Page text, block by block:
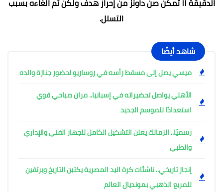
التسلل.
شاهد أيضًا
ميسي يصل إلى مسقط رأسه في روساريو لحضور جنازة والده
الأهلي يواصل تحضيراته في إسبانيا.. مران صباحي قوي
استعدادًا للموسم الجديد
رسميًا.. الزمالك يعلن التشكيل الكامل للجهاز الفني والإداري
والطبي
إنجاز تاريخي.. ناشئات كرة اليد المصرية يكتبن التاريخ ويرتقين
للمربع الذهبي بمونديال العالم